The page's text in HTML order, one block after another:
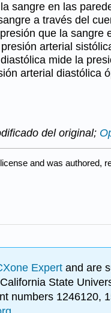
sangre en las
a través del
que la sangre
arterial
mide la
arterial diastólica
del original;
license and was authored,
Expert and are
State
numbers 1246120,